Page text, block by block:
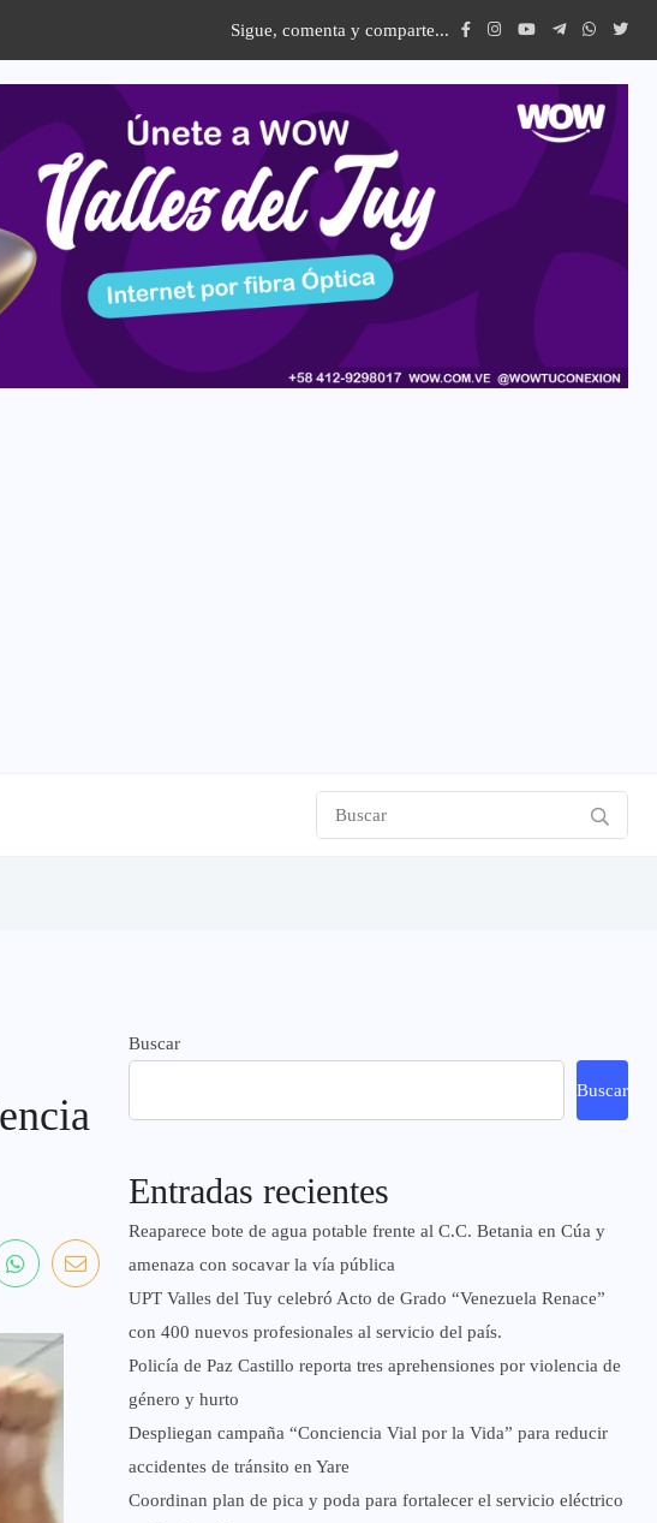
Sigue, comenta y comparte...
Buscar
Buscar
Entradas recientes
Reaparece bote de agua potable frente al C.C. Betania en Cúa y
amenaza con socavar la vía pública
UPT Valles del Tuy celebró Acto de Grado “Venezuela Renace”
con 400 nuevos profesionales al servicio del país.
‎Policía de Paz Castillo reporta tres aprehensiones por violencia de
género y hurto
‎Despliegan campaña “Conciencia Vial por la Vida” para reducir
accidentes de tránsito en Yare
Coordinan plan de pica y poda para fortalecer el servicio eléctrico